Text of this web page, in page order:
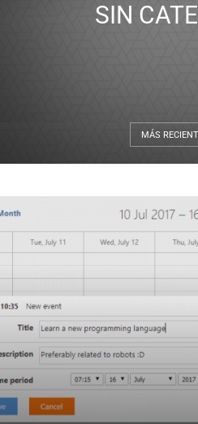
SIN
MÁS